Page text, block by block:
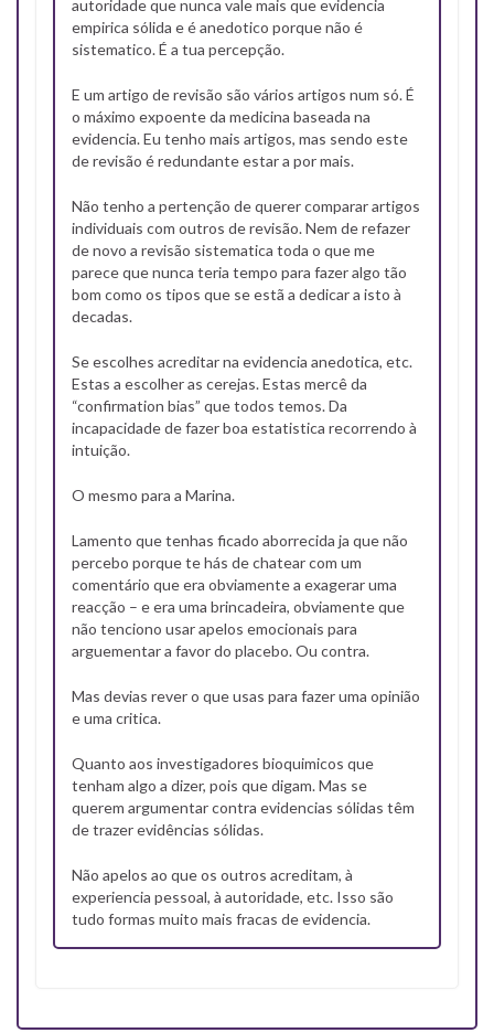
autoridade que nunca vale mais que evidencia
empirica sólida e é anedotico porque não é
sistematico. É a tua percepção.
E um artigo de revisão são vários artigos num só. É
o máximo expoente da medicina baseada na
evidencia. Eu tenho mais artigos, mas sendo este
de revisão é redundante estar a por mais.
Não tenho a pertenção de querer comparar artigos
individuais com outros de revisão. Nem de refazer
de novo a revisão sistematica toda o que me
parece que nunca teria tempo para fazer algo tão
bom como os tipos que se estã a dedicar a isto à
decadas.
Se escolhes acreditar na evidencia anedotica, etc.
Estas a escolher as cerejas. Estas mercê da
“confirmation bias” que todos temos. Da
incapacidade de fazer boa estatistica recorrendo à
intuição.
O mesmo para a Marina.
Lamento que tenhas ficado aborrecida ja que não
percebo porque te hás de chatear com um
comentário que era obviamente a exagerar uma
reacção – e era uma brincadeira, obviamente que
não tenciono usar apelos emocionais para
arguementar a favor do placebo. Ou contra.
Mas devias rever o que usas para fazer uma opinião
e uma critica.
Quanto aos investigadores bioquimicos que
tenham algo a dizer, pois que digam. Mas se
querem argumentar contra evidencias sólidas têm
de trazer evidências sólidas.
Não apelos ao que os outros acreditam, à
experiencia pessoal, à autoridade, etc. Isso são
tudo formas muito mais fracas de evidencia.